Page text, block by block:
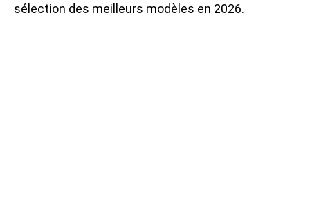
sélection des meilleurs modèles en 2026.